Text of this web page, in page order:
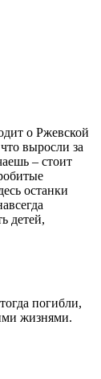
о Ржевской
выросли за
– стоит
останки
детей,
погибли,
жизнями.